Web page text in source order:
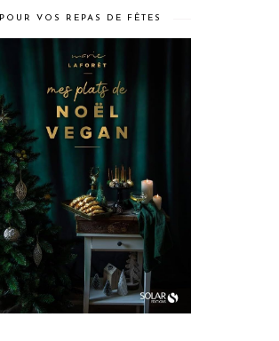
POUR VOS REPAS DE FÊTES